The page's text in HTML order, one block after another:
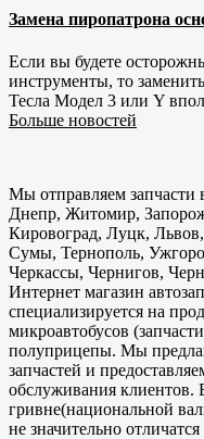
Замена пиропатрона
Если вы будете
инструменты, то
Тесла Модел 3 или Y
Больше новостей
Мы отправляем
Днепр, Житомир,
Кировоград, Луцк,
Сумы, Тернополь,
Черкассы, Чернигов,
Интернет магазин
специализируется на
микроавтобусов
полуприцепы. Мы
запчастей и
обслуживания клиентов.
гривне(национальной
не значительно